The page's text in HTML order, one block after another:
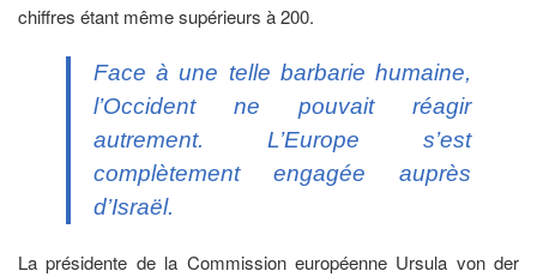
chiffres étant même supérieurs à 200.
Face à une telle barbarie humaine,
l’Occident ne pouvait réagir
autrement. L’Europe s’est
complètement engagée auprès
d’Israël.
La présidente de la Commission européenne Ursula von der